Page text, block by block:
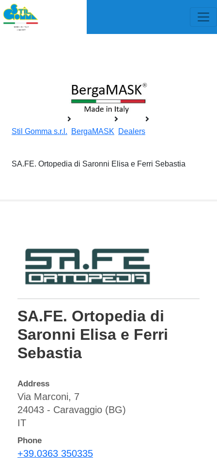
Stil Gomma s.r.l. BergaMASK Dealers
SA.FE. Ortopedia di Saronni Elisa e Ferri Sebastia
SA.FE. Ortopedia di
Saronni Elisa e Ferri
Sebastia
Address
Via Marconi, 7
24043 - Caravaggio (BG)
IT
Phone
+39.0363 350335